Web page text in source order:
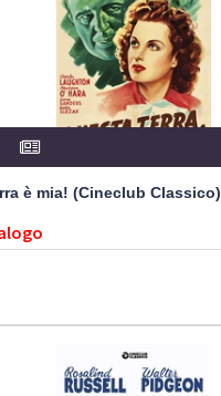
è mia! (Cineclub Classico)